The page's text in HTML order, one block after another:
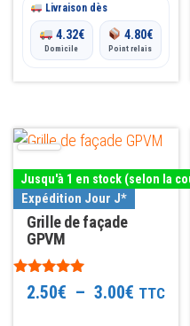
Livraison dès
4.32€
Domicile
4.80€
Point relais
Jusqu'à 1 en stock (selon la
Expédition Jour J*
Grille de façade
GPVM
Note
5.002.50€ – 3.00€ Plage
TTC
Ce
produit
a
plusieurs
variations.
Les
options